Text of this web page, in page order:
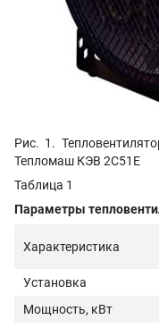
Рис. 1.
Тепломаш КЭВ 2С51Е
Таблица 1
Параметры
Характеристика
Установка
Мощность, кВт